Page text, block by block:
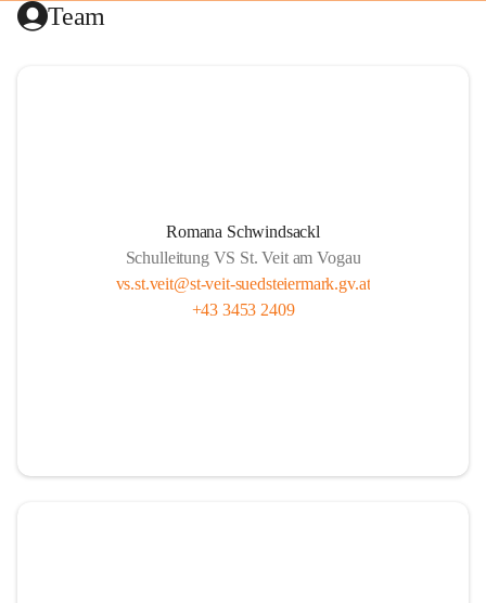
Team
Romana Schwindsackl
Schulleitung VS St. Veit am Vogau
vs.st.veit@st-veit-suedsteiermark.gv.at
+43 3453 2409